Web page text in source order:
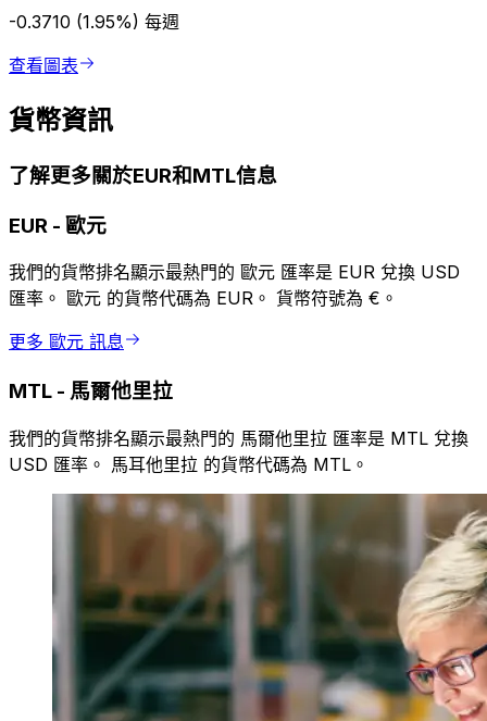
-0.3710 (1.95%) 每週
查看圖表
貨幣資訊
了解更多關於EUR和MTL信息
EUR - 歐元
我們的貨幣排名顯示最熱門的 歐元 匯率是 EUR 兌換 USD
匯率。 歐元 的貨幣代碼為 EUR。 貨幣符號為 €。
更多 歐元 訊息
MTL - 馬爾他里拉
我們的貨幣排名顯示最熱門的 馬爾他里拉 匯率是 MTL 兌換
USD 匯率。 馬耳他里拉 的貨幣代碼為 MTL。